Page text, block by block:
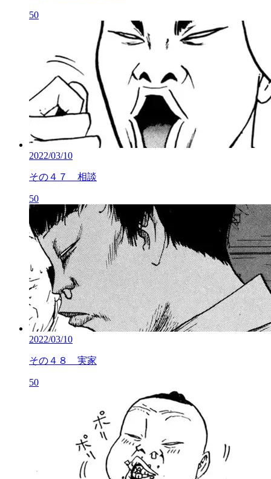
50
2022/03/10
その４７ 相談
50
2022/03/10
その４８ 実家
50